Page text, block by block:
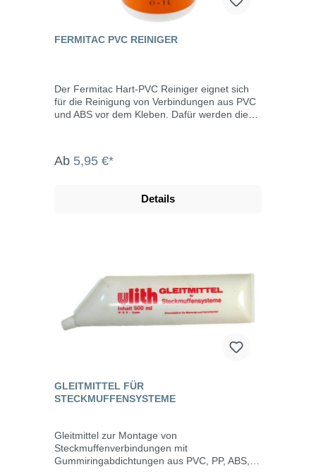
FERMITAC PVC REINIGER
Der Fermitac Hart-PVC Reiniger eignet sich
für die Reinigung von Verbindungen aus PVC
und ABS vor dem Kleben. Dafür werden die
aufgetragen. Danach können die Rohrstücke
Ab 5,95 €*
Details
GLEITMITTEL FÜR
STECKMUFFENSYSTEME
Gleitmittel zur Montage von
Steckmuffenverbindungen mit
Gummiringabdichtungen aus PVC, PP, ABS,